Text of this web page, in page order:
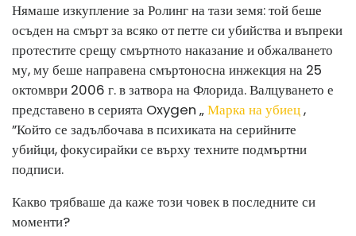
Нямаше изкупление за Ролинг на тази земя: той беше
осъден на смърт за всяко от петте си убийства и въпреки
протестите срещу смъртното наказание и обжалването
му, му беше направена смъртоносна инжекция на 25
октомври 2006 г. в затвора на Флорида. Валцуването е
представено в серията Oxygen „Марка на убиец,
”Който се задълбочава в психиката на серийните
убийци, фокусирайки се върху техните подмъртни
подписи.
Какво трябваше да каже този човек в последните си
моменти?